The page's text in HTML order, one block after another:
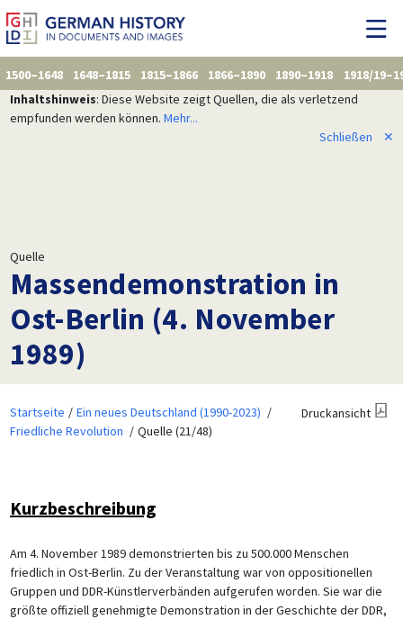
1500–1648 1648–1815 1815–1866 1866–1890 1890–1918
1918/
Inhaltshinweis: Diese Website zeigt Quellen, die als verletzend
empfunden werden können. Mehr...
Schließen
✕
Quelle
Massendemonstration in
Ost-Berlin (4. November
1989)
Startseite
Ein neues Deutschland (1990-2023)
Friedliche Revolution
Quelle (21/48)
Druckansicht
Kurzbeschreibung
Am 4. November 1989 demonstrierten bis zu 500.000 Menschen
friedlich in Ost-Berlin. Zu der Veranstaltung war von oppositionellen
Gruppen und DDR-Künstlerverbänden aufgerufen worden. Sie war die
größte offiziell genehmigte Demonstration in der Geschichte der DDR,